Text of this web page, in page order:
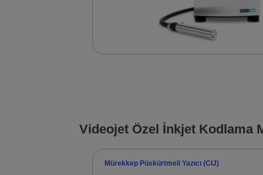
Videojet Özel İnkjet Kodlama
Mürekkep Püskürtmeli Yazıcı (CIJ)